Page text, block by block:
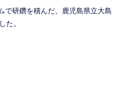
で研鑽を積んだ、鹿児島県立大島
た。